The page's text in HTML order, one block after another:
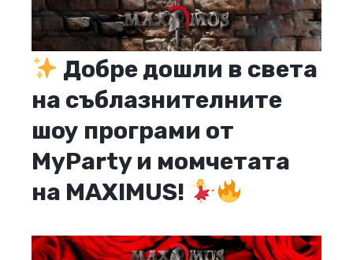
Добре дошли в света
на съблазнителните
шоу програми от
MyParty и момчетата
на MAXIMUS!